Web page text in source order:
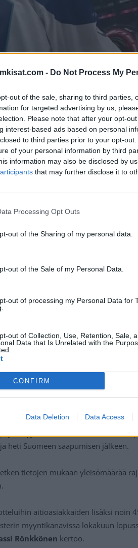
- Do Not Process My
out of the sale, sharing to third parties,
for targeted advertising by us,
Please note that after your opt-
interest-based ads based on personal
to third parties prior to your opt-
of your personal information by third
information may also be disclosed by
that may further disclose it to
Processing Opt Outs
out of the Sharing of my personal data.
out of the Sale of my Personal Data.
out of processing my Personal Data for
out of Collection, Use, Retention, Sale,
Data that Is Unrelated with the
CONFIRM
Data Deletion Data Access
poikkeusluva, jonka
5.-8.11. Hartwall Arenalla.
saapuu tuttuun tapaan
perjantaiaamuna Leijonien
aikaa pelaamaan. Karjala-
ja nyt sen merkitys korostuu
EHT-turnauksessa.
Joukkueet ovat tiukassa
heti Suomeen saapumisen jälkeen.
tietojen mukaan yleisömäärää
aitioasiakkaiden lisäksi noin
myyntikanavissa lokakuun
Rönkkönen kertoo.